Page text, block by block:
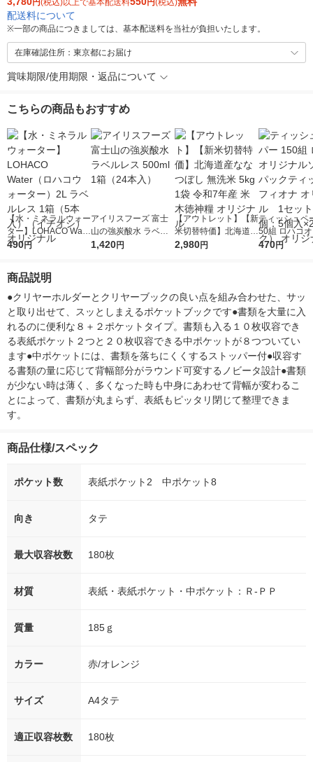
円(税込)以上で基本配送料 円(税込)
配送料について
※一部の商品につきましては、基本配送料を当社が負担いたします。
在庫確認住所：東京都にお届け
賞味期限/使用期限・返品について
こちらの商品もおすすめ
【水・ミネラルウォー
ター】LOHACO Wate
r（ロハコウォータ
シ） オリジナル
490円
アイリスフーズ 富士
山の強炭酸水 ラベル
レス 500ml 1箱（24
1,420円
【アウトレット】【新
米切替特価】北海道産
ななつぼし 無洗米 5k
2,980円
ティッシュペ
50組 ロハコ
ルソフトパッ
オリジナル
470円
商品説明
●クリヤーホルダーとクリヤーブックの良い点を組み合わせた、サッ
と取り出せて、スッとしまえるポケットブックです●書類を大量に入
れるのに便利な８＋２ポケットタイプ。書類も入る１０枚収容でき
る表紙ポケット２つと２０枚収容できる中ポケットが８つついてい
ます●中ポケットには、書類を落ちにくくするストッパー付●収容す
る書類の量に応じて背幅部分がラウンド可変するノビータ設計●書類
が少ない時は薄く、多くなった時も中身にあわせて背幅が変わるこ
とによって、書類が丸まらず、表紙もピッタリ閉じて整理できま
す。
商品仕様/スペック
ポケット数 表紙ポケット2 中ポケット8
向き タテ
最大収容枚数 180枚
材質 表紙・表紙ポケット・中ポケット：Ｒ-ＰＰ
質量 185ｇ
カラー 赤/オレンジ
サイズ A4タテ
適正収容枚数 180枚